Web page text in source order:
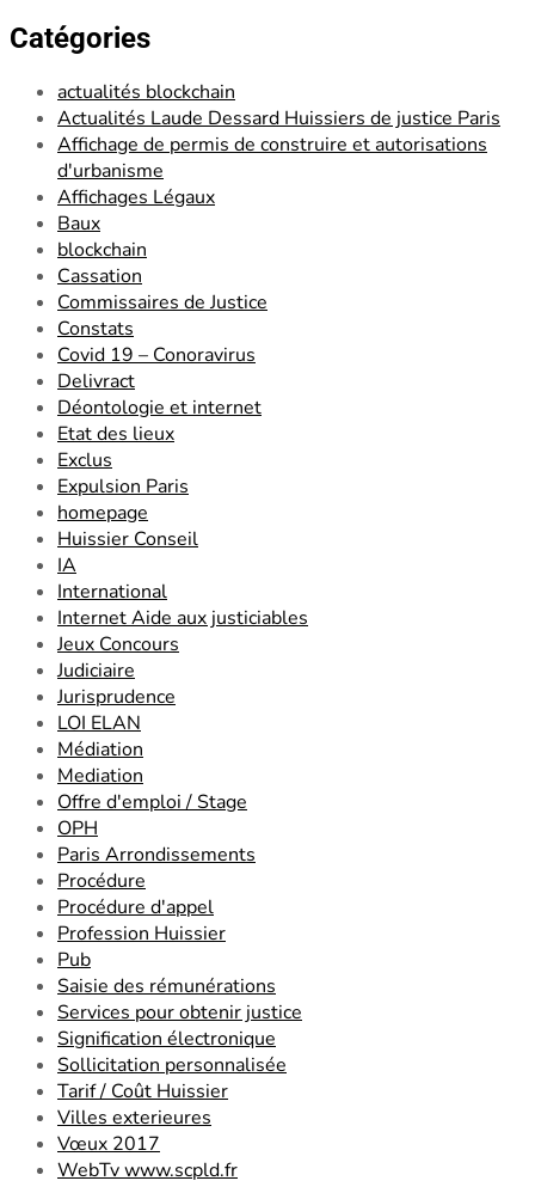
Catégories
actualités blockchain
Actualités Laude Dessard Huissiers de justice Paris
Affichage de permis de construire et autorisations
d'urbanisme
Affichages Légaux
Baux
blockchain
Cassation
Commissaires de Justice
Constats
Covid 19 – Conoravirus
Delivract
Déontologie et internet
Etat des lieux
Exclus
Expulsion Paris
homepage
Huissier Conseil
IA
International
Internet Aide aux justiciables
Jeux Concours
Judiciaire
Jurisprudence
LOI ELAN
Médiation
Mediation
Offre d'emploi / Stage
OPH
Paris Arrondissements
Procédure
Procédure d'appel
Profession Huissier
Pub
Saisie des rémunérations
Services pour obtenir justice
Signification électronique
Sollicitation personnalisée
Tarif / Coût Huissier
Villes exterieures
Vœux 2017
WebTv www.scpld.fr